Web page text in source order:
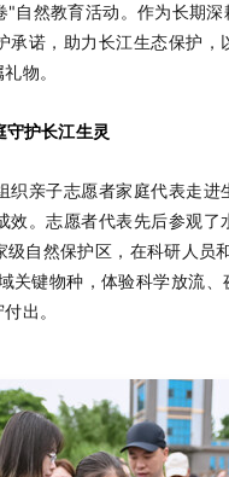
"自然教育活动。作为长期
承诺，助力长江生态保护
物。
护长江生灵
织亲子志愿者家庭代表走
效。志愿者代表先后参观
级自然保护区，在科研人员
关键物种，体验科学放流
出。